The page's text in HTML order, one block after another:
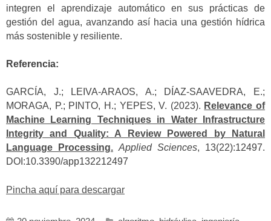
integren el aprendizaje automático en sus prácticas de
gestión del agua, avanzando así hacia una gestión hídrica
más sostenible y resiliente.
Referencia:
GARCÍA, J.; LEIVA-ARAOS, A.; DÍAZ-SAAVEDRA, E.;
MORAGA, P.; PINTO, H.; YEPES, V. (2023). Relevance of
Machine Learning Techniques in Water Infrastructure
Integrity and Quality: A Review Powered by Natural
Language Processing. Applied Sciences, 13(22):12497.
DOI:10.3390/app132212497
Pincha aquí para descargar